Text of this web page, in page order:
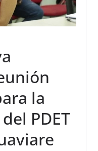
la
PDET